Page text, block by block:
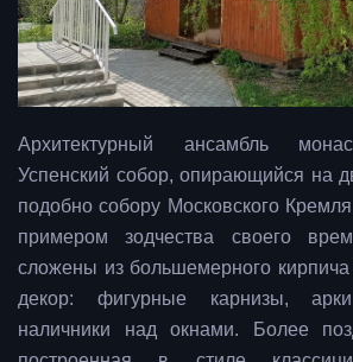
Архитектурный ансамбль
Успенский собор, опирающийся на
подобно собору Московского
примером зодчества своего
сложены из большемерного
декор: фигурные карнизы,
наличники над окнами. Более